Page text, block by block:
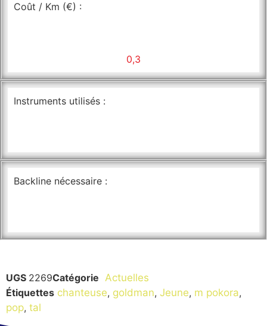
Coût / Km (€) :
0,3
Instruments utilisés :
Backline nécessaire :
UGS 2269Catégorie Actuelles
Étiquettes chanteuse, goldman, Jeune, m pokora,
pop, tal